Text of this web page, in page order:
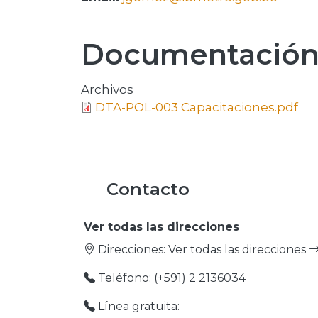
Documentación
Archivos
DTA-POL-003 Capacitaciones.pdf
Contacto
Ver todas las direcciones
Direcciones: Ver todas las direcciones
Teléfono: (+591) 2 2136034
Línea gratuita: